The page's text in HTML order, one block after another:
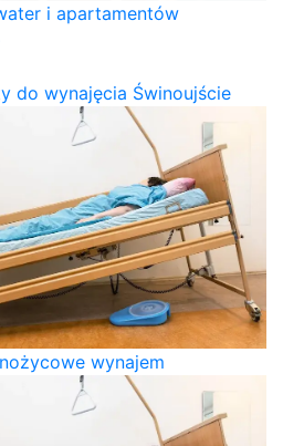
i apartamentów
do wynajęcia Świnoujście
wynajem